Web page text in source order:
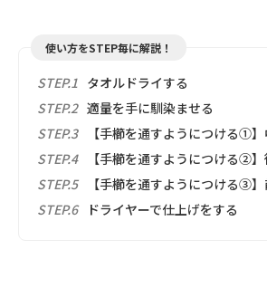
使い方をSTEP毎に解説！
STEP.1 タオルドライする
STEP.2 適量を手に馴染ませる
STEP.3
【手櫛を通すようにつける➀
STEP.4
【手櫛を通すようにつける②
STEP.5
【手櫛を通すようにつける③
STEP.6
ドライヤーで仕上げをする